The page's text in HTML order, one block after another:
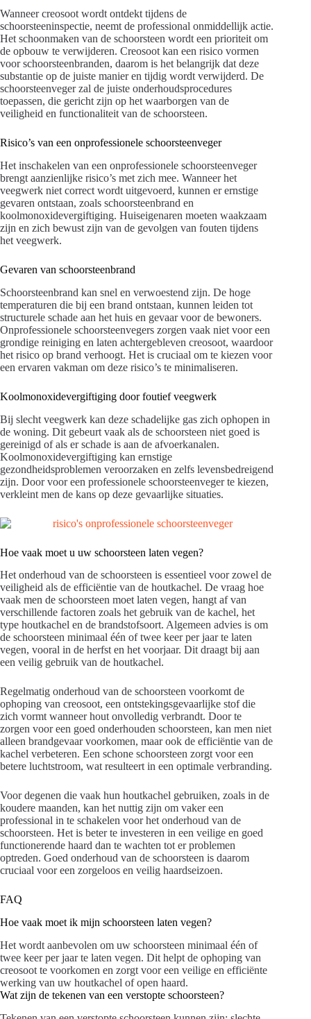
Wanneer creosoot wordt ontdekt tijdens de
schoorsteeninspectie, neemt de professional onmiddellijk actie.
Het schoonmaken van de schoorsteen wordt een prioriteit om
de opbouw te verwijderen. Creosoot kan een risico vormen
voor schoorsteenbranden, daarom is het belangrijk dat deze
substantie op de juiste manier en tijdig wordt verwijderd. De
schoorsteenveger zal de juiste onderhoudsprocedures
toepassen, die gericht zijn op het waarborgen van de
veiligheid en functionaliteit van de schoorsteen.
Risico’s van een onprofessionele schoorsteenveger
Het inschakelen van een onprofessionele schoorsteenveger
brengt aanzienlijke risico’s met zich mee. Wanneer het
veegwerk niet correct wordt uitgevoerd, kunnen er ernstige
gevaren ontstaan, zoals schoorsteenbrand en
koolmonoxidevergiftiging. Huiseigenaren moeten waakzaam
zijn en zich bewust zijn van de gevolgen van fouten tijdens
het veegwerk.
Gevaren van schoorsteenbrand
Schoorsteenbrand kan snel en verwoestend zijn. De hoge
temperaturen die bij een brand ontstaan, kunnen leiden tot
structurele schade aan het huis en gevaar voor de bewoners.
Onprofessionele schoorsteenvegers zorgen vaak niet voor een
grondige reiniging en laten achtergebleven creosoot, waardoor
het risico op brand verhoogt. Het is cruciaal om te kiezen voor
een ervaren vakman om deze risico’s te minimaliseren.
Koolmonoxidevergiftiging door foutief veegwerk
Bij slecht veegwerk kan deze schadelijke gas zich ophopen in
de woning. Dit gebeurt vaak als de schoorsteen niet goed is
gereinigd of als er schade is aan de afvoerkanalen.
Koolmonoxidevergiftiging kan ernstige
gezondheidsproblemen veroorzaken en zelfs levensbedreigend
zijn. Door voor een professionele schoorsteenveger te kiezen,
verkleint men de kans op deze gevaarlijke situaties.
Hoe vaak moet u uw schoorsteen laten vegen?
Het onderhoud van de schoorsteen is essentieel voor zowel de
veiligheid als de efficiëntie van de houtkachel. De vraag hoe
vaak men de schoorsteen moet laten vegen, hangt af van
verschillende factoren zoals het gebruik van de kachel, het
type houtkachel en de brandstofsoort. Algemeen advies is om
de schoorsteen minimaal één of twee keer per jaar te laten
vegen, vooral in de herfst en het voorjaar. Dit draagt bij aan
een veilig gebruik van de houtkachel.
Regelmatig onderhoud van de schoorsteen voorkomt de
ophoping van creosoot, een ontstekingsgevaarlijke stof die
zich vormt wanneer hout onvolledig verbrandt. Door te
zorgen voor een goed onderhouden schoorsteen, kan men niet
alleen brandgevaar voorkomen, maar ook de efficiëntie van de
kachel verbeteren. Een schone schoorsteen zorgt voor een
betere luchtstroom, wat resulteert in een optimale verbranding.
Voor degenen die vaak hun houtkachel gebruiken, zoals in de
koudere maanden, kan het nuttig zijn om vaker een
professional in te schakelen voor het onderhoud van de
schoorsteen. Het is beter te investeren in een veilige en goed
functionerende haard dan te wachten tot er problemen
optreden. Goed onderhoud van de schoorsteen is daarom
cruciaal voor een zorgeloos en veilig haardseizoen.
FAQ
Hoe vaak moet ik mijn schoorsteen laten vegen?
Het wordt aanbevolen om uw schoorsteen minimaal één of
twee keer per jaar te laten vegen. Dit helpt de ophoping van
creosoot te voorkomen en zorgt voor een veilige en efficiënte
werking van uw houtkachel of open haard.
Wat zijn de tekenen van een verstopte schoorsteen?